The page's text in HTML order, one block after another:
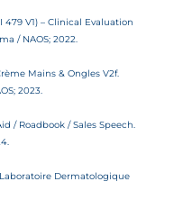
V1) – Clinical Evaluation
/ NAOS; 2022.
Mains & Ongles V2f.
2023.
/ Roadbook / Sales Speech.
Dermatologique